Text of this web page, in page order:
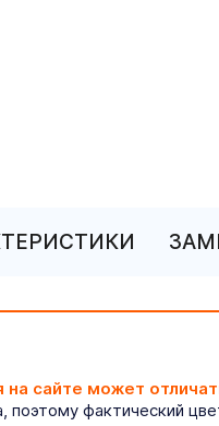
на сайте может
поэтому фактический